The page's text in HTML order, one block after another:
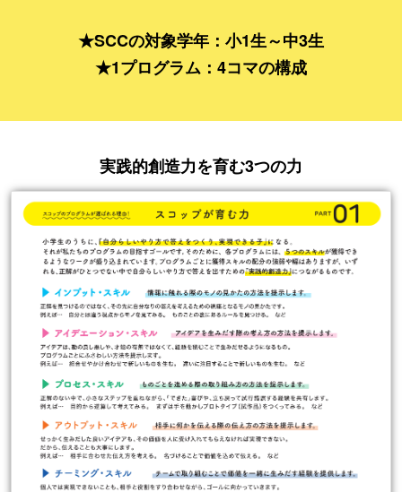
★SCCの対象学年：小1生～中3生
★1プログラム：4コマの構成
実践的創造力を育む3つの力